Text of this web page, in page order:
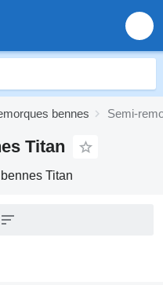
bennes Semi-
Titan
Titan